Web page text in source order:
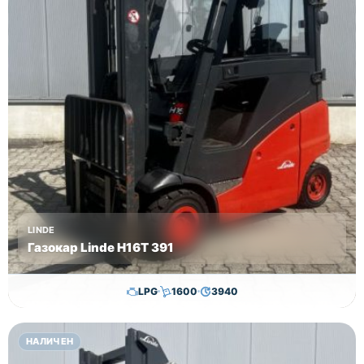
LINDE
Газокар Linde H16T 391
LPG 1600 3940
11,500.00€11,300.00€
Височина Година
НАЛИЧЕН